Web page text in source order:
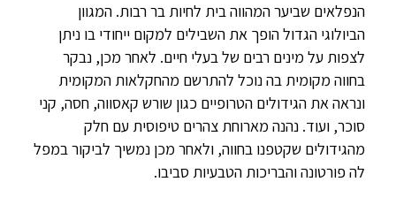
הנפלאים שביער המהווה בית לחיות בר רבות. המגוון
הביולוגי הגדול הופך את השבילים למקום ייחודי בו ניתן
לצפות על מינים רבים של בעלי חיים. לאחר מכן, נבקר
בחווה מקומית בה נוכל להתרשם מהחקלאות המקומית
ונראה את הגידולים הטרופיים כגון שורש קאסווה, חסה, קני
סוכר, ועוד. נהנה מארוחת צהרים טיפוסית עם חלק
מהגידולים שקטפנו בחווה, ולאחר מכן נמשיך לביקור במפל
לה פורטונה והבריכות הטבעיות סביבו.